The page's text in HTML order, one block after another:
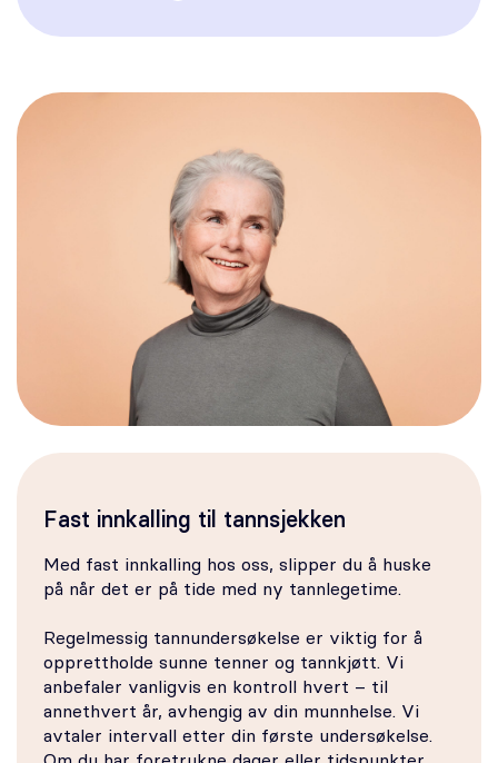
Fast innkalling til tannsjekken
Med fast innkalling hos oss, slipper du å huske
på når det er på tide med ny tannlegetime.
Regelmessig tannundersøkelse er viktig for å
opprettholde sunne tenner og tannkjøtt. Vi
anbefaler vanligvis en kontroll hvert – til
annethvert år, avhengig av din munnhelse. Vi
avtaler intervall etter din første undersøkelse.